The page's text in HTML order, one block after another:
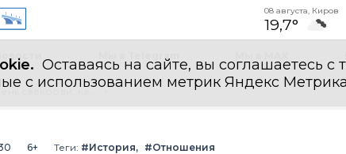
08 августа, Киров
19,7°
Оставаясь на сайте, вы соглашаетесь
с использованием метрик Яндекс
6+ Теги: #История #Отношения